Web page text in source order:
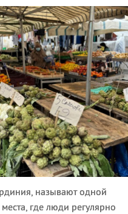
называют одной
где люди регулярно